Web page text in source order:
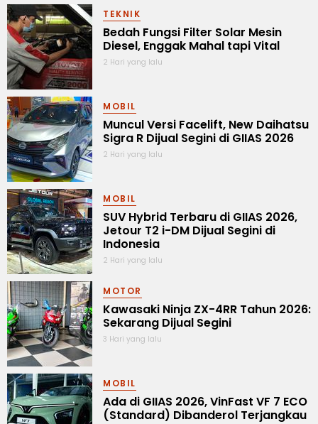
TEKNIK
Bedah Fungsi Filter Solar Mesin
Diesel, Enggak Mahal tapi Vital
2 Hari yang lalu
MOBIL
Muncul Versi Facelift, New Daihatsu
Sigra R Dijual Segini di GIIAS 2026
2 Hari yang lalu
MOBIL
SUV Hybrid Terbaru di GIIAS 2026,
Jetour T2 i-DM Dijual Segini di
Indonesia
2 Hari yang lalu
MOTOR
Kawasaki Ninja ZX-4RR Tahun 2026:
Sekarang Dijual Segini
3 Hari yang lalu
MOBIL
Ada di GIIAS 2026, VinFast VF 7 ECO
(Standard) Dibanderol Terjangkau